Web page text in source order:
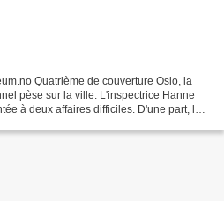
Quatrième de couverture Oslo, la
pèse sur la ville. L'inspectrice Hanne
à deux affaires difficiles. D'une part, les